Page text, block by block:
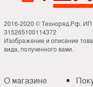
2016-2020 © Техноряд.Рф.
315265100114372
Изображение и описание
вида, полученного вами.
О магазине